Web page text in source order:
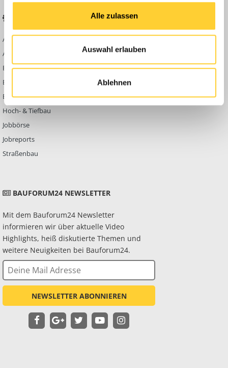
Alle zulassen
Auswahl erlauben
Ablehnen
Abbruch
Ausbildung & Beruf
Bau Allgemein
Baumaschinen
Berg- & Tagebau
Hoch- & Tiefbau
Jobbörse
Jobreports
Straßenbau
KONTAKT
Bauforum24
Kontakt
Impressum
BAUFORUM24 NEWSLETTER
Mit dem Bauforum24 Newsletter
informieren wir über aktuelle Video
Highlights, heiß diskutierte Themen und
weitere Neuigkeiten bei Bauforum24.
NEWSLETTER ABONNIEREN